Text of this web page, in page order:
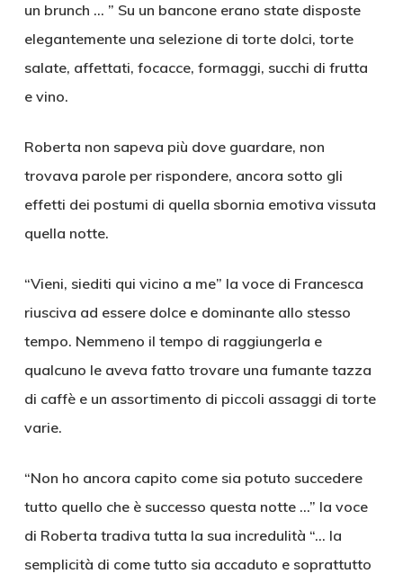
un brunch … ” Su un bancone erano state disposte
elegantemente una selezione di torte dolci, torte
salate, affettati, focacce, formaggi, succhi di frutta
e vino.
Roberta non sapeva più dove guardare, non
trovava parole per rispondere, ancora sotto gli
effetti dei postumi di quella sbornia emotiva vissuta
quella notte.
“Vieni, siediti qui vicino a me” la voce di Francesca
riusciva ad essere dolce e dominante allo stesso
tempo. Nemmeno il tempo di raggiungerla e
qualcuno le aveva fatto trovare una fumante tazza
di caffè e un assortimento di piccoli assaggi di torte
varie.
“Non ho ancora capito come sia potuto succedere
tutto quello che è successo questa notte …” la voce
di Roberta tradiva tutta la sua incredulità “… la
semplicità di come tutto sia accaduto e soprattutto